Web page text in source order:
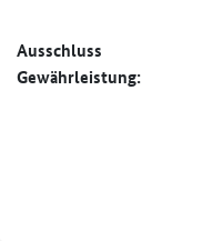
Ausschluss
Gewährleistung: